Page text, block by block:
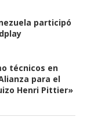
participó
técnicos en
para el
Henri Pittier»